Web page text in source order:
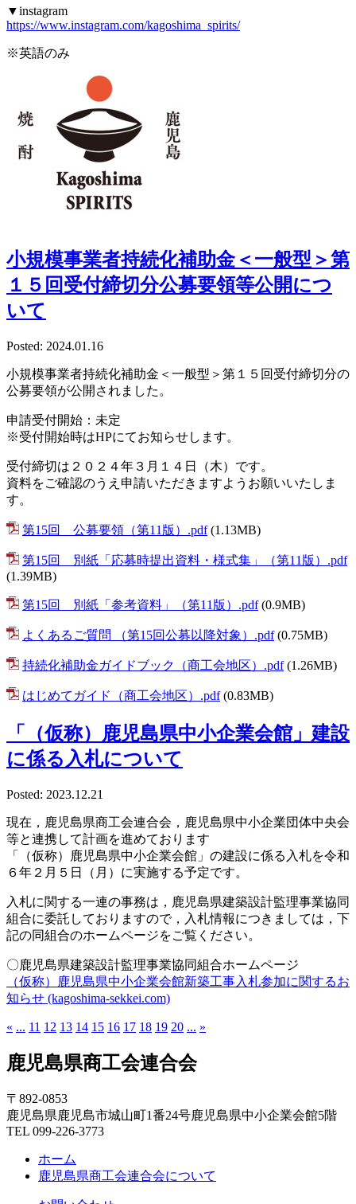
▼instagram
https://www.instagram.com/kagoshima_spirits/
※英語のみ
小規模事業者持続化補助金＜一般型＞第
１５回受付締切分公募要領等公開につ
いて
Posted: 2024.01.16
小規模事業者持続化補助金＜一般型＞第１５回受付締切分の
公募要領が公開されました。
申請受付開始：未定
※受付開始時はHPにてお知らせします。
受付締切は２０２４年３月１４日（木）です。
資料をご確認のうえ申請いただきますようお願いいたしま
す。
第15回 公募要領（第11版）.pdf(1.13MB)
第15回 別紙「応募時提出資料・様式集」（第11版）.pdf
(1.39MB)
第15回 別紙「参考資料」（第11版）.pdf(0.9MB)
よくあるご質問 （第15回公募以降対象）.pdf(0.75MB)
持続化補助金ガイドブック（商工会地区）.pdf(1.26MB)
はじめてガイド（商工会地区）.pdf(0.83MB)
「（仮称）鹿児島県中小企業会館」建設
に係る入札について
Posted: 2023.12.21
現在，鹿児島県商工会連合会，鹿児島県中小企業団体中央会
等と連携して計画を進めております
「（仮称）鹿児島県中小企業会館」の建設に係る入札を令和
６年２月５日（月）に実施する予定です。
入札に関する一連の事務は，鹿児島県建築設計監理事業協同
組合に委託しておりますので，入札情報につきましては，下
記の同組合のホームページをご覧ください。
〇鹿児島県建築設計監理事業協同組合ホームページ
（仮称）鹿児島県中小企業会館新築工事入札参加に関するお
知らせ (kagoshima-sekkei.com)
« ... 11 12 13 14 15 16 17 18 19 20 ... »
鹿児島県商工会連合会
〒892-0853
鹿児島県鹿児島市城山町1番24号鹿児島県中小企業会館5階
TEL 099-226-3773
ホーム
鹿児島県商工会連合会について